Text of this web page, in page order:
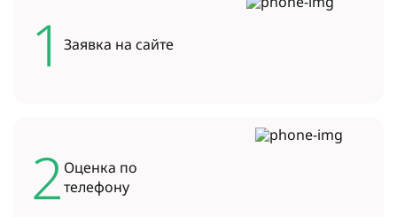
1 Заявка на сайте
2 Оценка по
телефону